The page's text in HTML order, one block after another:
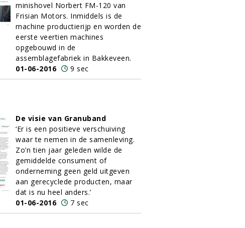
minishovel Norbert FM-120 van
Frisian Motors. Inmiddels is de
machine productierijp en worden de
eerste veertien machines
opgebouwd in de
assemblagefabriek in Bakkeveen.
01-06-2016
9 sec
De visie van Granuband
‘Er is een positieve verschuiving
waar te nemen in de samenleving.
Zo’n tien jaar geleden wilde de
gemiddelde consument of
onderneming geen geld uitgeven
aan gerecyclede producten, maar
dat is nu heel anders.’
01-06-2016
7 sec